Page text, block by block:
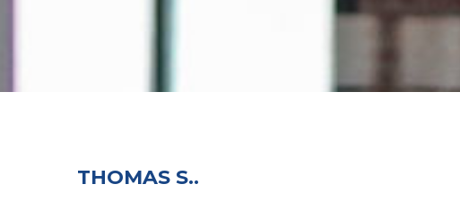
THOMAS S..